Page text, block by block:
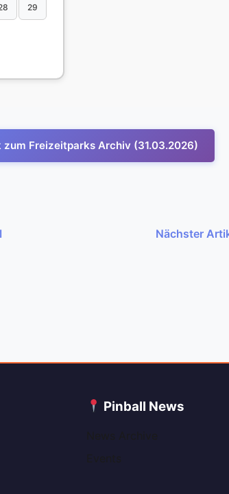
29
Freizeitparks Archiv (31.03.2026)
Nächster
Pinball News